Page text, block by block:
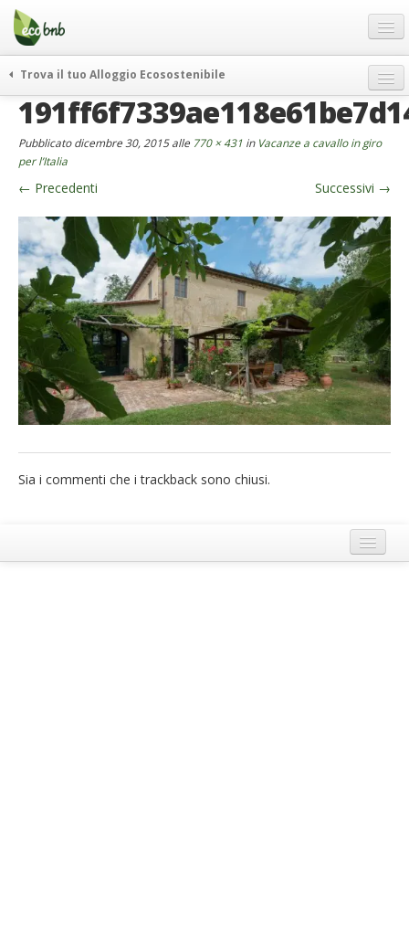
Menu
Salta
contenuto
Offerte Speciali
Regali
FAQ
Chi Siamo
Partner
Contatti
Italiano
German
English
Spanish
Italiano
Trova il tuo Alloggio Ecosostenibile
weekend green
curiosità
vivere e viaggiare verde
news ed eventi
ecohotel
rassegna stampa
Pubblicatodicembre 30, 2015alle 770 × 431 in Vacanze a cavallo in giro
per l’Italia
← Precedenti Successivi →
Sia i commenti che i trackback sono chiusi.